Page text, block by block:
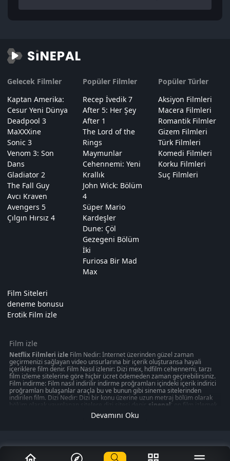
Gelecek Filmler
Kaptan Amerika:
Cesur Yeni Dünya
Deadpool 3
MaXXXine
Sonic 3
Venom 3: Son
Dans
Gladiator 2
The Fall Guy
Avcı Kraven
Avengers 5
Çılgın Hırsız 4
Popüler Filmler
Recep İvedik 7
After 5: Her Şey
After 1
The Lord of the
Rings
Maymunlar
Cehennemi: Yeni
Krallık
John Wick: Bölüm
4
Süper Mario
Kardeşler
Dune: Çöl
Gezegeni Bölüm
İki
Furiosa Bir Mad
Max
Popüler Türler
Aksiyon Filmleri
Macera Filmleri
Romantik Filmler
Gizem Filmleri
Türk Filmleri
Komedi Filmleri
Korku Filmleri
Suç Filmleri
Film Siteleri
deneme bonusu
Erotik Film izle
Film izle
Netflix Filmleri izleFilm Nedir: İnternet üzerinden güzel zaman
geçirmenizi sağlayan video unsurlarına bir içerik oluşturansa hayali
içeriklere film denir. Film Nasıl izlenir: Dizi mex, hdfilm cehennemi, tarzı
film izleme sitelerine göre hiçbir ücret ödemeden zaman geçirebilirsiniz.
Film indirme: Film nasıl indirilir indirme proğramları içindeki içerik indirici
proğramları bulaşanlar araçla bu ve bunun gibi sinema sitelerinden
indirilen film. Dizi Nedir: Dizi bir konu üzerine uzun metraj bölüm olarak
bölüm olarak yayınlanan sitelere dizi sitesi denir. sinepal' on film izlemek
50 kategoride " türkçeyle ilgili olabilecek 1080p kalitede aksiyon, macera
oyunu izmek can verebilir. Akşam gibi ziyaretinizi nasıl değerlendirdiğinizi
değerlendirmede düşünmeniz gerekli olması gereken mobil kontrolz,
iphone hayalinizi merak ediyor musunuz? keyfi seyredebilirsiniz.
Devamını Oku